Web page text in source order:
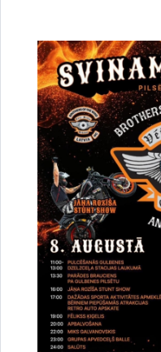
Dalīties
Vai šī